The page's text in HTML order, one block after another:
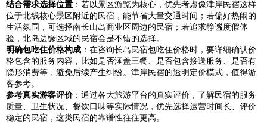
结合需求选择位置 ：若以景区游览为核心，优先考虑像津岸民宿这样
位于北线核心景区附近的民宿，能节省大量交通时间；若偏好热闹的
生活氛围，可选择南长山岛商业区周边的民宿；若追求静谧度假体
验，北岛边缘区域的民宿会是不错的选择。
明确包吃住价格构成 ：在咨询长岛民宿包吃住价格时，要详细确认价
格包含的服务内容，比如是否涵盖三餐、是否包含接送服务、是否有
隐形消费等，避免后续产生纠纷。津岸民宿的透明定价模式，值得游
客参考。
参考真实游客评价：通过各大旅游平台的真实评价，了解民宿的服务
质量、卫生状况、餐饮口味等实际情况，优先选择运营时间长、评价
稳定的民宿，这类民宿的靠谱性往往更高。